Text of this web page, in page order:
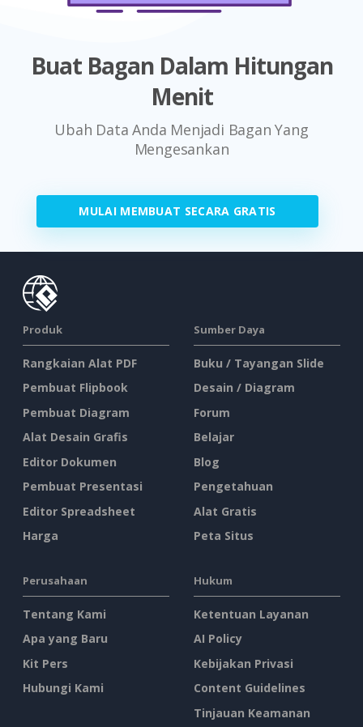
Buat Bagan Dalam Hitungan
Menit
Ubah Data Anda Menjadi Bagan Yang
Mengesankan
MULAI MEMBUAT SECARA GRATIS
Produk
Rangkaian Alat PDF
Pembuat Flipbook
Pembuat Diagram
Alat Desain Grafis
Editor Dokumen
Pembuat Presentasi
Editor Spreadsheet
Harga
Sumber Daya
Buku / Tayangan Slide
Desain / Diagram
Forum
Belajar
Blog
Pengetahuan
Alat Gratis
Peta Situs
Perusahaan
Tentang Kami
Apa yang Baru
Kit Pers
Hubungi Kami
Hukum
Ketentuan Layanan
AI Policy
Kebijakan Privasi
Content Guidelines
Tinjauan Keamanan